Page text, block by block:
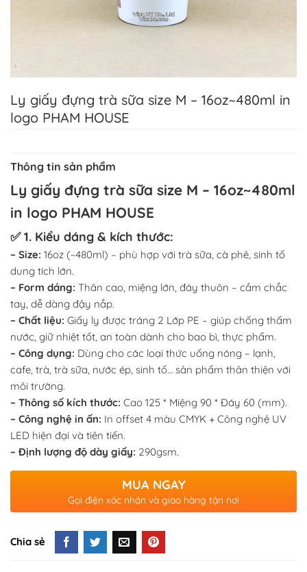
Ly giấy đựng trà sữa size M – 16oz~480ml in
logo PHAM HOUSE
Thông tin sản phẩm
Ly giấy đựng trà sữa size M – 16oz~480ml
in logo PHAM HOUSE
✅ 1. Kiểu dáng & kích thước:
– Size: 16oz (~480ml) – phù hợp với trà sữa, cà phê, sinh tố
dung tích lớn.
– Form dáng: Thân cao, miệng lớn, đáy thuôn – cầm chắc
tay, dễ dàng đậy nắp.
– Chất liệu: Giấy ly được tráng 2 Lớp PE – giúp chống thấm
nước, giữ nhiệt tốt, an toàn dành cho bao bì, thực phẩm.
– Công dụng: Dùng cho các loại thức uống nóng – lạnh,
cafe, trà, trà sữa, nước ép, sinh tố… sản phẩm thân thiện với
môi trường.
– Thông số kích thước: Cao 125 * Miệng 90 * Đáy 60 (mm).
– Công nghệ in ấn: In offset 4 màu CMYK + Công nghệ UV
LED hiện đại và tiên tiến.
– Định lượng độ dày giấy: 290gsm.
MUA NGAY
Gọi điện xác nhận và giao hàng tận nơi
Chia sẻ